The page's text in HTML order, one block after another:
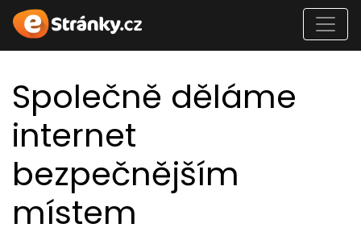
Společně děláme
internet
bezpečnějším
místem